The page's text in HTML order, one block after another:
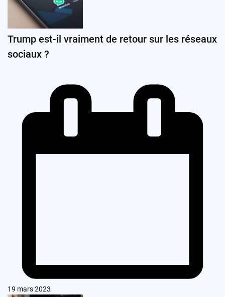
Trump est-il vraiment de retour sur les réseaux
sociaux ?
19 mars 2023